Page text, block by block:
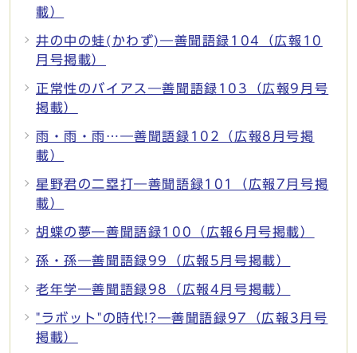
載）
井の中の蛙(かわず)―善聞語録104（広報10
月号掲載）
正常性のバイアス―善聞語録103（広報9月号
掲載）
雨・雨・雨…―善聞語録102（広報8月号掲
載）
星野君の二塁打―善聞語録101（広報7月号掲
載）
胡蝶の夢―善聞語録100（広報6月号掲載）
孫・孫―善聞語録99（広報5月号掲載）
老年学―善聞語録98（広報4月号掲載）
"ラボット"の時代!?―善聞語録97（広報3月号
掲載）